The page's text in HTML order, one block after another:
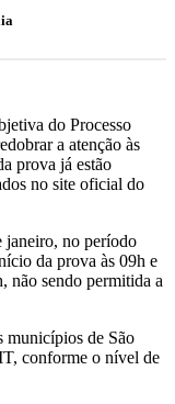
do Processo
a atenção às
prova já estão
no site oficial do
janeiro, no período
da prova às 09h e
não sendo permitida a
municípios de São
conforme o nível de